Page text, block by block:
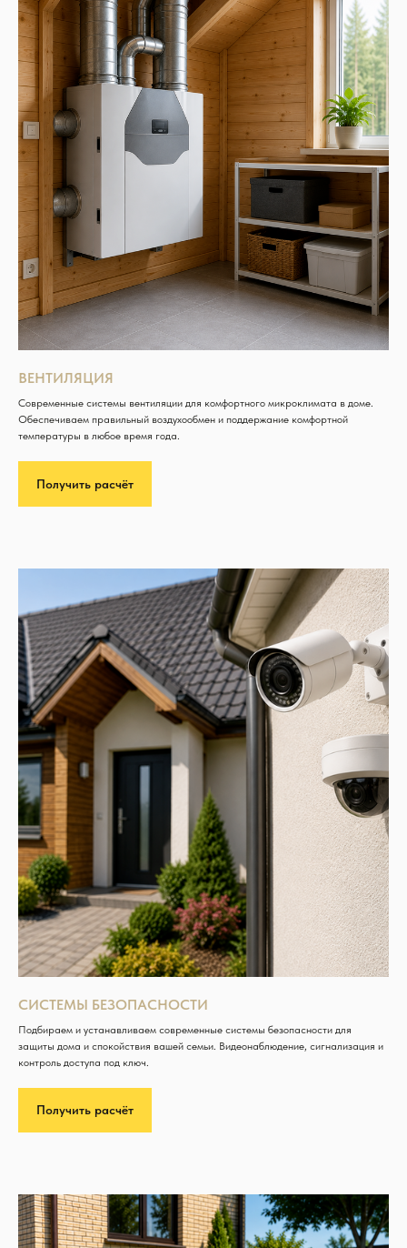
ВЕНТИЛЯЦИЯ
Современные системы вентиляции для комфортного микроклимата в доме.
Обеспечиваем правильный воздухообмен и поддержание комфортной
температуры в любое время года.
Получить расчёт
СИСТЕМЫ БЕЗОПАСНОСТИ
Подбираем и устанавливаем современные системы безопасности для
защиты дома и спокойствия вашей семьи. Видеонаблюдение, сигнализация и
контроль доступа под ключ.
Получить расчёт